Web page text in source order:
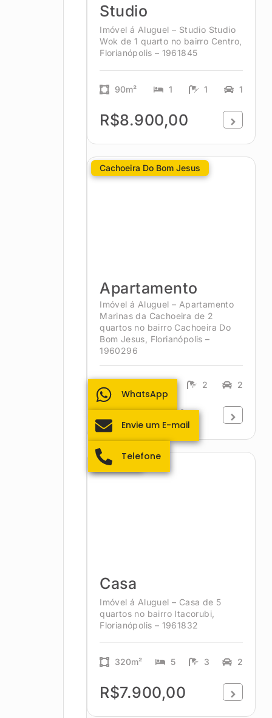
Studio
Imóvel á Aluguel – Studio Studio
Wok de 1 quarto no bairro Centro,
Florianópolis – 1961845
90m² 1 1 1
R$8.900,00
Cachoeira Do Bom Jesus
Apartamento
Imóvel á Aluguel – Apartamento
Marinas da Cachoeira de 2
quartos no bairro Cachoeira Do
Bom Jesus, Florianópolis –
1960296
2 2
R$5.500,00
Itacorubi
Casa
Imóvel á Aluguel – Casa de 5
quartos no bairro Itacorubi,
Florianópolis – 1961832
320m² 5 3 2
R$7.900,00
WhatsApp
Envie um E-mail
Telefone